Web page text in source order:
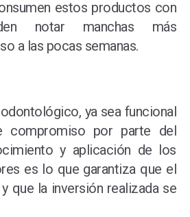
estos productos con
notar manchas más
a las pocas semanas.
ya sea funcional
compromiso por parte del
y aplicación de los
es lo que garantiza que el
que la inversión realizada se